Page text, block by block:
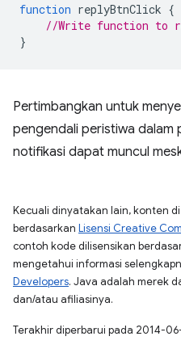
function replyBtnClick {
//Write function to
}
Pertimbangkan untuk
pengendali peristiwa dalam
notifikasi dapat muncul
Kecuali dinyatakan lain, konten
berdasarkan Lisensi Creative
contoh kode dilisensikan
mengetahui informasi
Developers. Java adalah merek
dan/atau afiliasinya.
Terakhir diperbarui pada 2014-